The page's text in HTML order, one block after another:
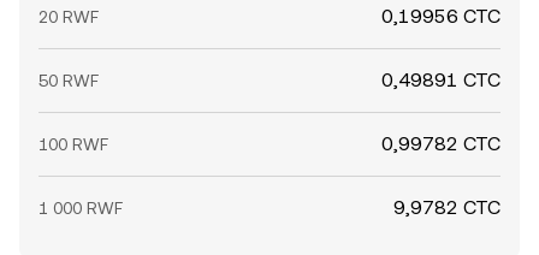
20 RWF 0,19956 CTC
50 RWF 0,49891 CTC
100 RWF 0,99782 CTC
1 000 RWF 9,9782 CTC